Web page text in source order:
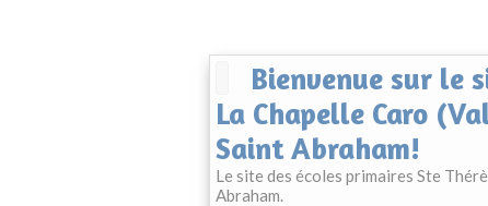
Bienvenue sur le
La Chapelle Caro
Saint Abraham!
Le site des écoles primaires Ste
Abraham.